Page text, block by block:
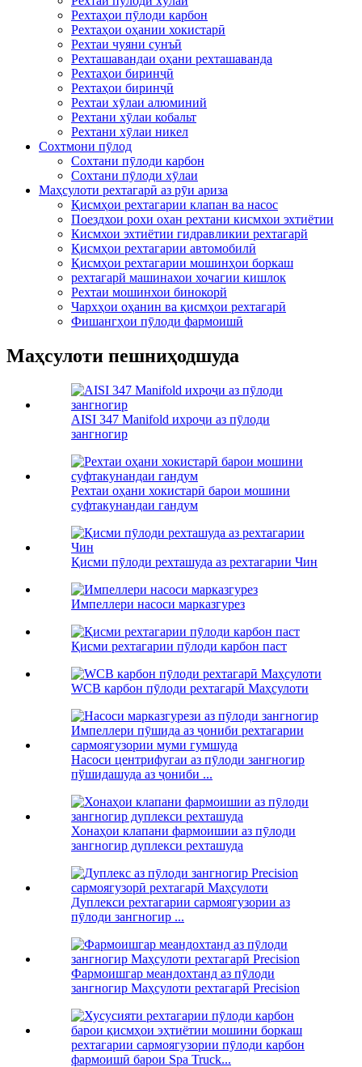
Рехтаҳои пӯлоди карбон
Рехтаҳои оҳании хокистарӣ
Рехтаи чуяни сунъӣ
Рехташавандаи оҳани рехташаванда
Рехтаҳои биринҷӣ
Рехтаҳои биринҷӣ
Рехтаи хӯлаи алюминий
Рехтани хӯлаи кобальт
Рехтани хӯлаи никел
Сохтмони пӯлод
Сохтани пӯлоди карбон
Сохтани пӯлоди хӯлаи
Маҳсулоти рехтагарӣ аз рӯи ариза
Қисмҳои рехтагарии клапан ва насос
Поездхои рохи охан рехтани кисмхои эхтиётии
Кисмхои эхтиётии гидравликии рехтагарй
Қисмҳои рехтагарии автомобилӣ
Қисмҳои рехтагарии мошинҳои боркаш
рехтагарй машинахои хочагии кишлок
Рехтаи мошинхои бинокорй
Чархҳои оҳанин ва қисмҳои рехтагарӣ
Фишангҳои пӯлоди фармоишӣ
Маҳсулоти пешниҳодшуда
AISI 347 Manifold ихроҷи аз пӯлоди
зангногир
Рехтаи оҳани хокистарӣ барои мошини
суфтакунандаи гандум
Қисми пӯлоди рехташуда аз рехтагарии Чин
Импеллери насоси марказгурез
Қисми рехтагарии пӯлоди карбон паст
WCB карбон пӯлоди рехтагарӣ Маҳсулоти
Насоси центрифугаи аз пӯлоди зангногир
пўшидашуда аз ҷониби ...
Хонаҳои клапани фармоишии аз пӯлоди
зангногир дуплекси рехташуда
Дуплекси рехтагарии сармоягузории аз
пӯлоди зангногир ...
Фармоишгар меандохтанд аз пӯлоди
зангногир Маҳсулоти рехтагарӣ Precision
рехтагарии сармоягузории пӯлоди карбон
фармоишӣ барои Spa Truck...